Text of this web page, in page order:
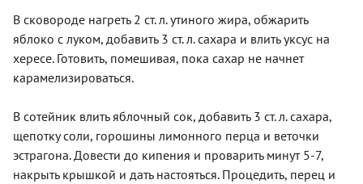
В сковороде нагреть 2 ст. л. утиного жира, обжарить
яблоко с луком, добавить 3 ст. л. сахара и влить уксус на
хересе. Готовить, помешивая, пока сахар не начнет
карамелизироваться.
В сотейник влить яблочный сок, добавить 3 ст. л. сахара,
щепотку соли, горошины лимонного перца и веточки
эстрагона. Довести до кипения и проварить минут 5-7,
накрыть крышкой и дать настояться. Процедить, перец и